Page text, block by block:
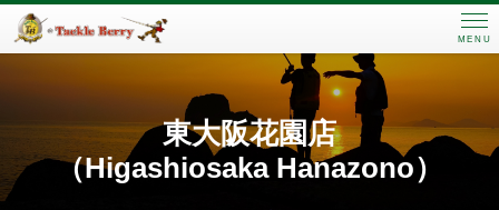
MENU
東大阪花園店
（Higashiosaka Hanazono）